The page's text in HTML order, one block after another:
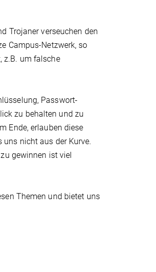
Trojaner verseuchen den
Campus-Netzwerk, so
z.B. um falsche
Passwort-
zu behalten und zu
Ende, erlauben diese
nicht aus der Kurve.
gewinnen ist viel
Themen und bietet uns